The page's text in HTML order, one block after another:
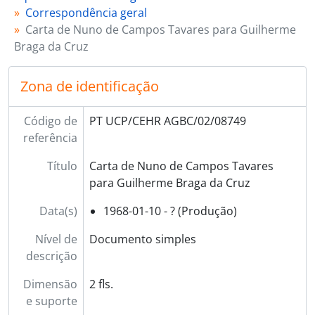
[Documento simples] 08752 - Carta de Augusto Cerqueira Gomes para Guilherme Braga da Cruz, 1968-01-11 - ?
[Documento simples] 08753 - Carta de Francisco Pereira Neto de Carvalho para Guilherme Braga da Cruz, 1968-01-11 - ?
[Documento simples] 08754 - Carta de Aurora Almeida e Silva para Guilherme Braga da Cruz, 1968-01-12 - ?
[Documento simples] 08757 - Carta de Joaquim Manuel Rendeiro de Araújo e Sá para Guilherme Braga da Cruz, 1968-01-15 - ?
[Documento simples] 08758 - Carta de Carlos Pereira Simão para Guilherme Braga da Cruz, 1968-01-17 - ?
[Documento simples] 08759 - Carta de Guilherme de Vasconcelos para Guilherme Braga da Cruz, 1968-01-17 - ?
[Documento simples] 08760 - Carta de Martim [Machado de Faria e Maya] para Guilherme Braga da Cruz, 1968-01-19 - ?
[Documento simples] 08761 - Carta de Henrique Barrilaro Ruas para Guilherme Braga da Cruz, 1968-01-20 - ?
[Documento simples] 08762 - Carta de Carlos Horta para Guilherme Braga da Cruz, 1968-01-20 - ?
[Documento simples] 08763 - Carta de António Mendes Cardoso para Guilherme Braga da Cruz, 1968-01-21 - ?
[Documento simples] 08764 - Carta de Mário Simões Dias para Guilherme Braga da Cruz, 1968-01-22 - ?
[Documento simples] 08766 - Carta de [Francisco Carcavelos] para Guilherme Braga da Cruz, 1968-01-26 - ?
[Documento simples] 08767 - Carta do padre Fausto Martins para Guilherme Braga da Cruz, 1968-01-26 - ?
[Documento simples] 08768 - Carta de José Alberto [?] para o primo Guilherme Braga da Cruz, 1968-01-28 - ?
[Documento simples] 08769 - Carta de Maria Teresa [?] para o primo Guilherme Braga da Cruz, 1968-01-31 - ?
[Documento simples] 08770 - Carta de Guilherme de Vasconcelos para Guilherme Braga da Cruz, 1968-01-31 - ?
Correspondência geral
Carta de Nuno de Campos Tavares para Guilherme
Braga da Cruz
Zona de identificação
Código de
referência
PT UCP/CEHR AGBC/02/08749
Título
Carta de Nuno de Campos Tavares
para Guilherme Braga da Cruz
Data(s)
1968-01-10 - ? (Produção)
Nível de
descrição
Documento simples
Dimensão
e suporte
2 fls.